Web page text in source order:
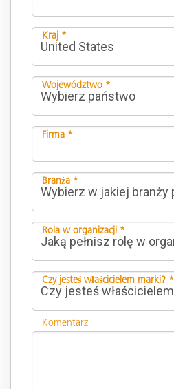
Kraj *
Województwo *
Firma *
Branża *
Rola w organizacji *
Czy jesteś właścicielem marki? *
Komentarz